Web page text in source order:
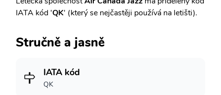
IATA kód 'QK' (který se nejčastěji používá na letišti).
Stručně a jasně
IATA kód
QK